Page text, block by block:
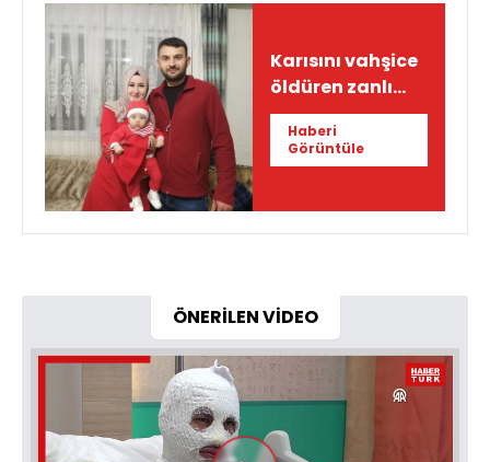
Karısını vahşice
öldüren zanlı
yakalandı!
Haberi
Görüntüle
ÖNERİLEN VİDEO